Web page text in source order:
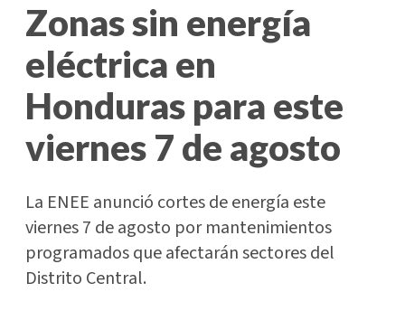
Zonas sin energía
eléctrica en
Honduras para este
viernes 7 de agosto
La ENEE anunció cortes de energía este
viernes 7 de agosto por mantenimientos
programados que afectarán sectores del
Distrito Central.